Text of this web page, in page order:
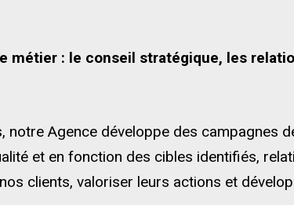
métier : le conseil stratégique, les
notre Agence développe des campagnes
et en fonction des cibles identifiés,
clients, valoriser leurs actions et